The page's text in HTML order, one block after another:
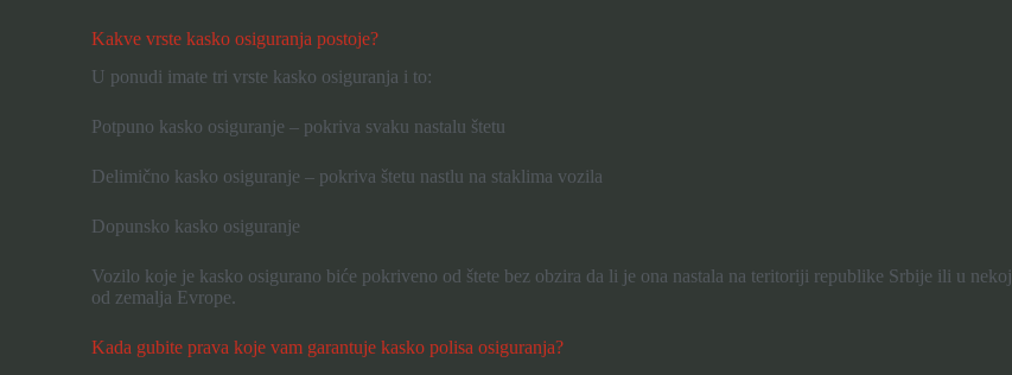
Kakve vrste kasko osiguranja postoje?
U ponudi imate tri vrste kasko osiguranja i to:
Potpuno kasko osiguranje – pokriva svaku nastalu štetu
Delimično kasko osiguranje – pokriva štetu nastlu na staklima vozila
Dopunsko kasko osiguranje
Vozilo koje je kasko osigurano biće pokriveno od štete bez obzira da li je ona nastala na teritoriji republike Srbije ili u nekoj
od zemalja Evrope.
Kada gubite prava koje vam garantuje kasko polisa osiguranja?